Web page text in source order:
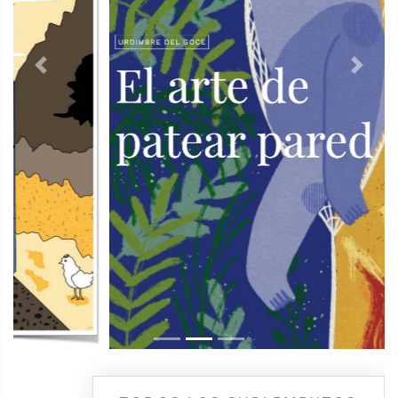
Previous Next